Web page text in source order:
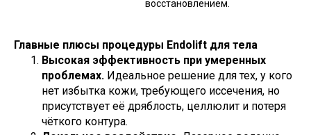
Главные плюсы процедуры Endolift для тела
Высокая эффективность при умеренных
проблемах. Идеальное решение для тех, у кого
нет избытка кожи, требующего иссечения, но
присутствует её дряблость, целлюлит и потеря
чёткого контура.